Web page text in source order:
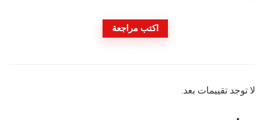
اكتب مراجعة
لا توجد تقييمات بعد.